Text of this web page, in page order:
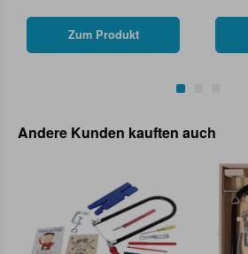
Zum Produkt
Andere Kunden kauften auch